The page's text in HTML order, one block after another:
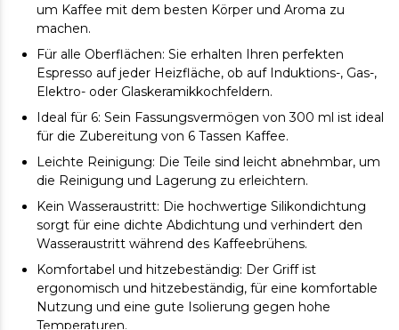
um Kaffee mit dem besten Körper und Aroma zu
machen.
Für alle Oberflächen: Sie erhalten Ihren perfekten
Espresso auf jeder Heizfläche, ob auf Induktions-, Gas-,
Elektro- oder Glaskeramikkochfeldern.
Ideal für 6: Sein Fassungsvermögen von 300 ml ist ideal
für die Zubereitung von 6 Tassen Kaffee.
Leichte Reinigung: Die Teile sind leicht abnehmbar, um
die Reinigung und Lagerung zu erleichtern.
Kein Wasseraustritt: Die hochwertige Silikondichtung
sorgt für eine dichte Abdichtung und verhindert den
Wasseraustritt während des Kaffeebrühens.
Komfortabel und hitzebeständig: Der Griff ist
ergonomisch und hitzebeständig, für eine komfortable
Nutzung und eine gute Isolierung gegen hohe
Temperaturen.